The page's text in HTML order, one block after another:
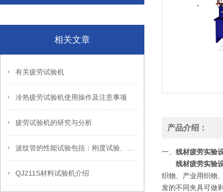
相关文章
有关疲劳试验机
冷热疲劳试验机使用操作及注意事项
疲劳试验机的研究与分析
QJ211S材料试验机介绍
产品介绍：
一、 线材疲劳实验
线材疲劳实验
织物、产业用织物
发的不同夹具可做